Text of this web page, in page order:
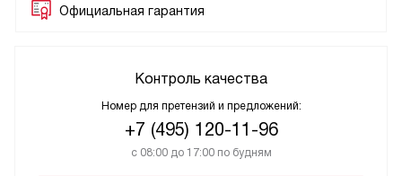
Официальная гарантия
Контроль качества
Номер для претензий и предложений:
+7 (495) 120-11-96
с 08:00 до 17:00 по будням